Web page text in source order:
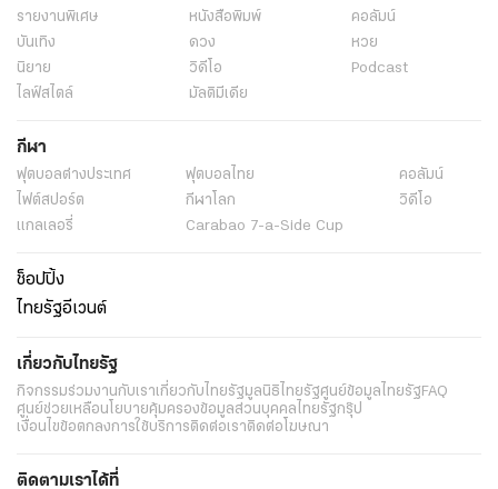
รายงานพิเศษ หนังสือพิมพ์
คอลัมน์
บันเทิง
ดวง
หวย
นิยาย
วิดีโอ
Podcast
ไลฟ์สไตล์
มัลติมีเดีย
กีฬา
ฟุตบอลต่่างประเทศ ฟุตบอลไทย
คอลัมน์
ไฟต์สปอร์ต
กีฬาโลก
วิดีโอ
แกลเลอรี่
Carabao 7-a-Side Cup
ช็อปปิ้ง
ไทยรัฐอีเวนต์
เกี่ยวกับไทยรัฐ
กิจกรรมร่วมงานกับเราเกี่ยวกับไทยรัฐมูลนิธิไทยรัฐศูนย์ข้อมูลไทยรัฐFAQ
ศูนย์ช่วยเหลือนโยบายคุ้มครองข้อมูลส่วนบุคคลไทยรัฐกรุ๊ป
เงื่อนไขข้อตกลงการใช้บริการติดต่อเราติดต่อโฆษณา
ติดตามเราได้ที่